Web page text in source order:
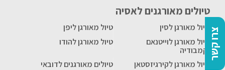
צרו קשר
טיולים מאורגנים לאסיה
טיול מאורגן לסין
טיול מאורגן ליפן
טיול מאורגן לוייטנאם
וקמבודיה
טיול מאורגן להודו
טיול מאורגן לקירגיזסטאן
טיולים מאורגנים לדובאי